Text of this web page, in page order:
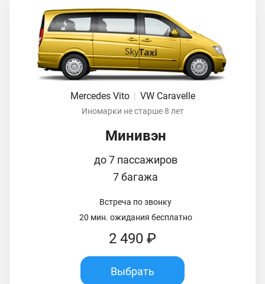
Mercedes Vito VW Caravelle
Иномарки не старше 8 лет
Минивэн
до 7 пассажиров
7 багажа
Встреча по звонку
20 мин. ожидания бесплатно
2 490 ₽
Выбрать